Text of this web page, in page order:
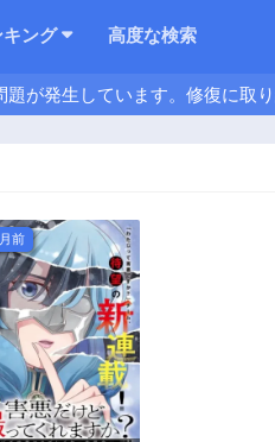
ング 高度な検索
が発生しています。修復に取
前